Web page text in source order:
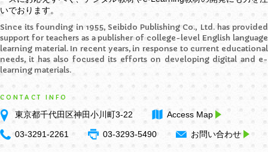
いでおります。
Since its founding in 1955, Seibido Publishing Co., Ltd. has provided
support for teachers as a publisher of college-level English language
learning material. In recent years, in response to current educational
needs, it has also focused its efforts on developing digital and e-
learning materials.
CONTACT INFO
東京都千代田区神田小川町3-22 Access Map
03-3291-2261 03-3293-5490 お問い合わせ